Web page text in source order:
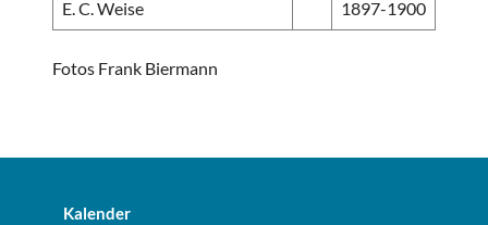
E. C. Weise 1897-1900
Fotos Frank Biermann
Kalender